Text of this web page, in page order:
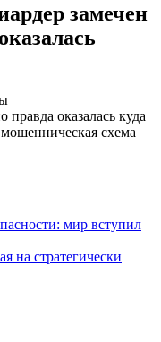
замечен
оказалась куда
схема
мир вступил
стратегически